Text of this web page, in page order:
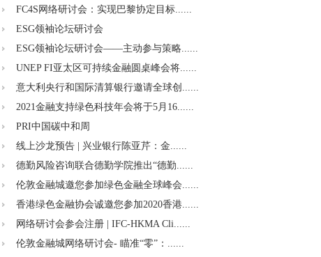
​FC4S网络研讨会：实现巴黎协定目标......
ESG领袖论坛研讨会
ESG领袖论坛研讨会——主动参与策略......
UNEP FI亚太区可持续金融圆桌峰会将......
意大利央行和国际清算银行邀请全球创......
2021金融支持绿色科技年会将于5月16......
PRI中国碳中和周
线上沙龙预告 | 兴业银行陈亚芹：金......
德勤风险咨询联合德勤学院推出“德勤......
伦敦金融城邀您参加绿色金融全球峰会......
香港绿色金融协会诚邀您参加2020香港......
网络研讨会参会注册 | IFC-HKMA Cli......
伦敦金融城网络研讨会- 瞄准“零”：......